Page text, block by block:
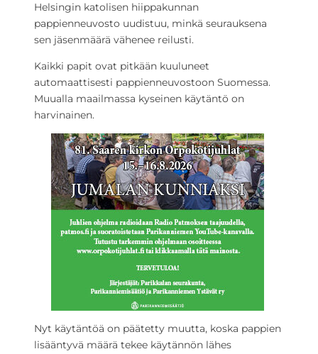
Helsingin katolisen hiippakunnan
pappienneuvosto uudistuu, minkä seurauksena
sen jäsenmäärä vähenee reilusti.
Kaikki papit ovat pitkään kuuluneet
automaattisesti pappienneuvostoon Suomessa.
Muualla maailmassa kyseinen käytäntö on
harvinainen.
Nyt käytäntöä on päätetty muutta, koska pappien
lisääntyvä määrä tekee käytännön lähes